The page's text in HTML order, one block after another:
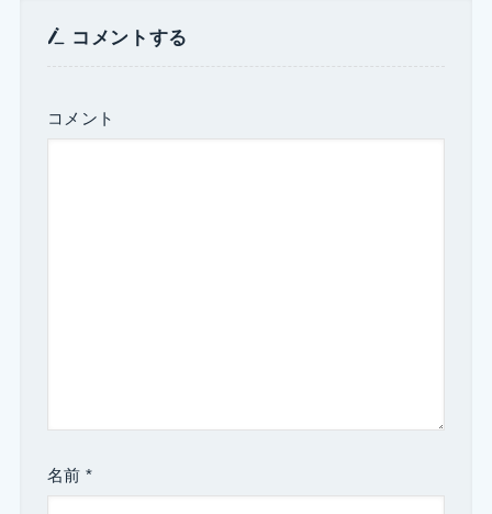
コメントする
コメント
名前*